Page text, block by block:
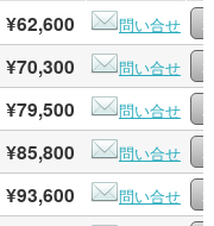
¥62,600
問い合せ
¥70,300
問い合せ
¥79,500
問い合せ
¥85,800
問い合せ
¥93,600
問い合せ